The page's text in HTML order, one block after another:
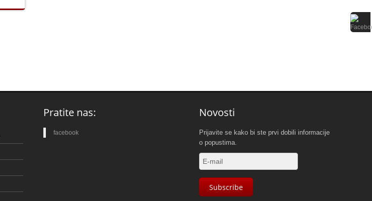
Pratite nas:
facebook
Novosti
Prijavite se kako bi ste prvi dobili informacije
o popustima.